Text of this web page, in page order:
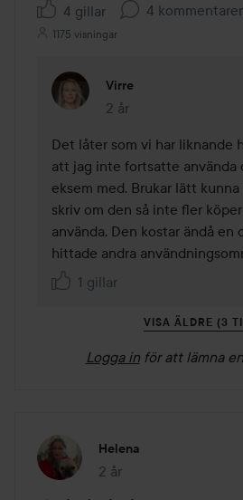
4 gillar 4 kommentarer
1175 visningar
Virre
2 år
Kommentaren lades 2
Det låter som vi har liknande
att jag inte fortsatte använda
eksem med. Brukar lätt kunna
skriv om den så inte fler
använda. Den kostar ändå en
hittade andra
1 gillar
VISA ÄLDRE (3
Logga in för att lämna
Helena
2 år
Inlägget skapades 2 år